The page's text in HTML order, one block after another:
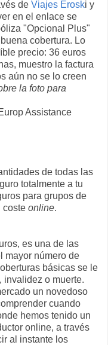
de Viajes Eroski y
en el enlace se
"Opcional Plus"
cobertura. Lo
precio: 36 euros
muestro la factura
aún no se lo creen
la foto para
Assistance
de todas las
totalmente a tu
para grupos de
coste online.
es una de las
mayor número de
básicas se le
invalidez o muerte.
un novedoso
cuando
hemos tenido un
online, a través
al instante los